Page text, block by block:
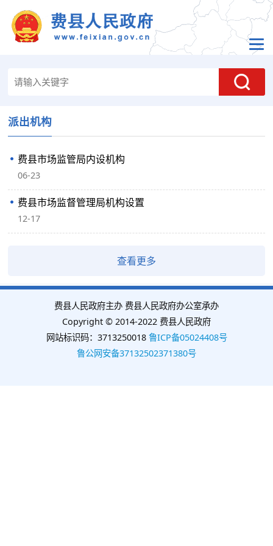
派出机构
费县市场监管局内设机构
06-23
费县市场监督管理局机构设置
12-17
查看更多
费县人民政府主办 费县人民政府办公室承办
Copyright © 2014-2022 费县人民政府
网站标识码：3713250018 鲁ICP备05024408号
鲁公网安备37132502371380号